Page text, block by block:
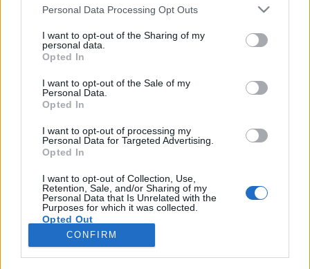
Please note that this website/app uses one or more Google
not limited to your visit or usage behaviour. You may click to
grant or deny consent to Google and its third-party tags to
use your data for below specified purposes in below Google
consent section.
Personal Data Processing Opt Outs
I want to opt-out of the Sharing of my
personal data.
Opted In
I want to opt-out of the Sale of my
Personal Data.
Opted In
I want to opt-out of processing my
Personal Data for Targeted Advertising.
Opted In
I want to opt-out of Collection, Use,
Retention, Sale, and/or Sharing of my
Personal Data that Is Unrelated with the
Purposes for which it was collected.
Opted Out
Google consents
CONFIRM
szépen meghívhatjuk az ismerőseinket az…
A legújabb reklámszemétdomb a
Facebookon: az Események
hírbehozó•2010. augusztus 06.
A Facebookon régebben egyszerű volt szpemelni a
felhasználókat. Nem volt más dolga a hirdetőnek
névvel kinyomni valami FB-alkalmazást, majd azon
keresztül folyamatosan szórhatták kéretlen
értesítésekkel a felhasználókat. A Facebook…